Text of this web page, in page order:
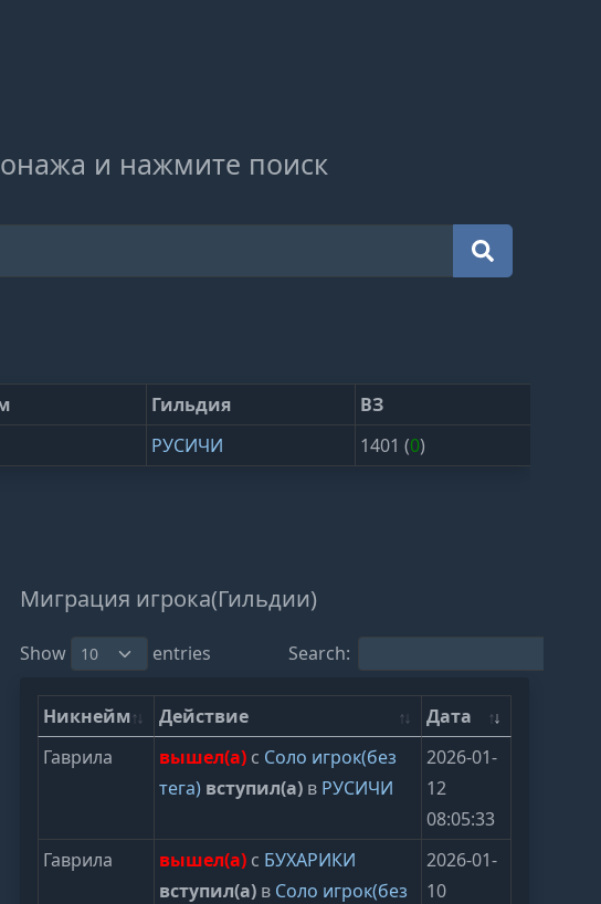
и нажмите поиск
Гильдия
ВЗ
РУСИЧИ 1401 (0)
Миграция игрока(Гильдии)
Show entries Search:
Никнейм Действие
Дата
Гаврила
вышел(а) с Соло игрок(без
тега) вступил(а) в РУСИЧИ
2026-01-
12
08:05:33
Гаврила
вышел(а) с БУХАРИКИ
вступил(а) в Соло игрок(без
2026-01-
10